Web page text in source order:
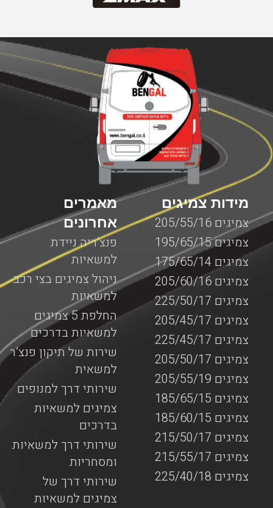
מאמרים
אחרונים
פנצ’ריה ניידת
למשאיות
ניהול צמיגים בצי רכב
למשאיות
החלפת 5 צמיגים
למשאיות בדרכים
שירות של תיקון פנצ’ר
למשאית
שירותי דרך למנופים
צמיגים למשאיות
בדרכים
שירותי דרך למשאיות
ומסחריות
שירותי דרך של
צמיגים למשאיות
מידות צמיגים
צמיגים 205/55/16
צמיגים 195/65/15
צמיגים 175/65/14
צמיגים 205/60/16
צמיגים 225/50/17
צמיגים 205/45/17
צמיגים 225/45/17
צמיגים 205/50/17
צמיגים 205/55/19
צמיגים 185/65/15
צמיגים 185/60/15
צמיגים 215/50/17
צמיגים 215/55/17
צמיגים 225/40/18